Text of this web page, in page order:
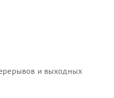
и выходных